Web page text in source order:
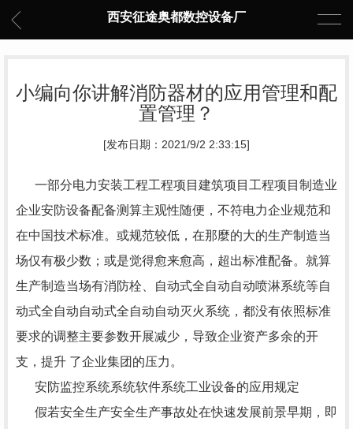
西安征途奥都数控设备厂
小编向你讲解消防器材的应用管理和配
置管理？
[发布日期：2021/9/2 2:33:15]
一部分电力安装工程工程项目建筑项目工程项目制造业
企业安防设备配备测算主观性随便，不符电力企业规范和
在中国技术标准。或规范较低，在那麼的大的生产制造当
场仅有极少数；或是觉得愈来愈高，超出标准配备。就算
生产制造当场有消防栓、自动式全自动自动喷淋系统等自
动式全自动自动式全自动自动灭火系统，都没有依照标准
要求的调整主要参数开展减少，导致企业资产多余的开
支，提升 了企业集团的压力。
安防监控系统系统软件系统工业设备的应用规定
假若安全生产安全生产事故处在快速发展前景早期，即